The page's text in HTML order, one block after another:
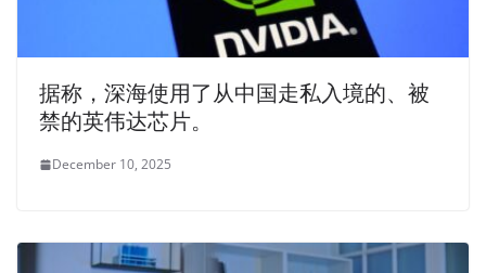
据称，深海使用了从中国走私入境的、被
禁的英伟达芯片。
December 10, 2025